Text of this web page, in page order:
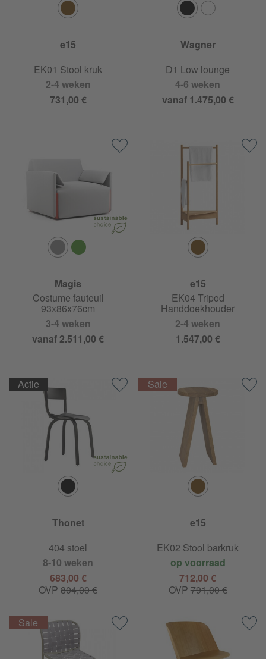
e15
EK01 Stool kruk
2-4 weken
731,00 €
Wagner
D1 Low lounge
4-6 weken
vanaf 1.475,00 €
Magis
Costume fauteuil
93x86x76cm
3-4 weken
vanaf 2.511,00 €
e15
EK04 Tripod
Handdoekhouder
2-4 weken
1.547,00 €
Thonet
404 stoel
8-10 weken
683,00 €
OVP804,00 €
Actie
e15
EK02 Stool barkruk
op voorraad
712,00 €
OVP 791,00 €